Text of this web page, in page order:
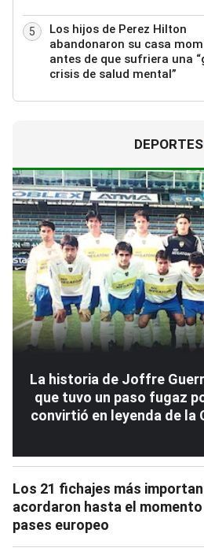
5
Los hijos de Perez Hilton
abandonaron su casa
antes de que sufriera una
crisis de salud mental”
DEPORTES
La historia de Joffre
que tuvo un paso fugaz
convirtió en leyenda de la
Los 21 fichajes más
acordaron hasta el
pases europeo